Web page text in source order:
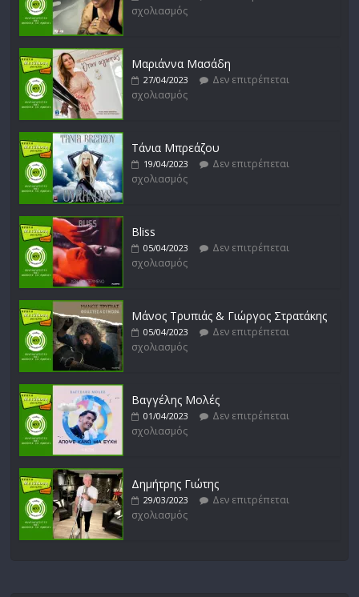
Απόστολος Ρίζος
σχολιασμός
σχολιασμός
σχολιασμός
Μαριάννα Μασάδη
27/04/2023
Δεν επιτρέπεται
σχολιασμός
Τάνια Μπρεάζου
19/04/2023
Δεν επιτρέπεται
σχολιασμός
Bliss
05/04/2023
Δεν επιτρέπεται
σχολιασμός
Μάνος Τρυπιάς & Γιώργος Στρατάκης
05/04/2023
Δεν επιτρέπεται
σχολιασμός
Βαγγέλης Μολές
01/04/2023
Δεν επιτρέπεται
σχολιασμός
Δημήτρης Γιώτης
29/03/2023
Δεν επιτρέπεται
σχολιασμός